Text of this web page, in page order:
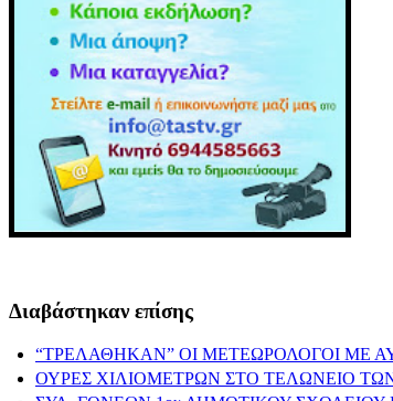
Διαβάστηκαν επίσης
“ΤΡΕΛΑΘΗΚΑΝ” ΟΙ ΜΕΤΕΩΡΟΛΟΓΟΙ ΜΕ
ΟΥΡΕΣ ΧΙΛΙΟΜΕΤΡΩΝ ΣΤΟ ΤΕΛΩΝΕΙΟ